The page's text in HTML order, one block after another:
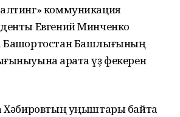
коммуникация
Евгений Минченко
Башлығының
ҡарата үҙ фекерен
Хәбировтың уңыштары байтаҡ